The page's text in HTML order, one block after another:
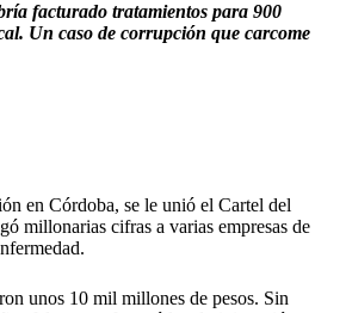
facturado tratamientos para 900
Un caso de corrupción que carcome
en Córdoba, se le unió el Cartel del
millonarias cifras a varias empresas de
unos 10 mil millones de pesos. Sin